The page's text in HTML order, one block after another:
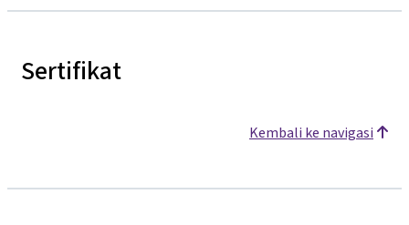
Sertifikat
Kembali ke navigasi